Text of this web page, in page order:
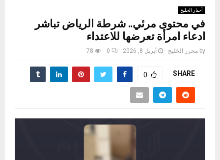
أخبار الخليج
في محتوى مرئي.. شرطة الرياض تباشر
ادعاء امرأة تعرضها للاعتداء
by محرر الخليج أبريل 8, 2026 0
78
SHARE
0